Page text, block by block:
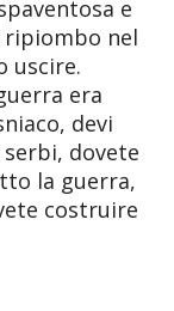
e
ripiombo nel
uscire.
era
devi
dovete
la guerra,
costruire